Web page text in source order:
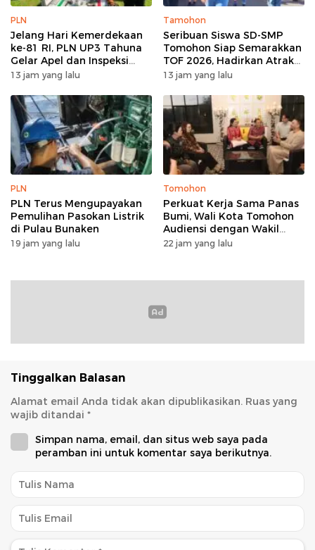
PLN
Jelang Hari Kemerdekaan
ke-81 RI, PLN UP3 Tahuna
Gelar Apel dan Inspeksi
Peralatan Guna Pastikan
Kepulauan Nusa Utara
13 jam yang lalu
Tamohon
Seribuan Siswa SD-SMP
Tomohon Siap Semarakkan
TOF 2026, Hadirkan Atraksi
Kolosal dan Harmoni Seni
13 jam yang lalu
PLN
PLN Terus Mengupayakan
Pemulihan Pasokan Listrik
di Pulau Bunaken
19 jam yang lalu
Tomohon
Perkuat Kerja Sama Panas
Bumi, Wali Kota Tomohon
Audiensi dengan Wakil
Dubes Selandia Baru
22 jam yang lalu
Tinggalkan Balasan
Alamat email Anda tidak akan dipublikasikan. Ruas yang
wajib ditandai *
Simpan nama, email, dan situs web saya pada
peramban ini untuk komentar saya berikutnya.